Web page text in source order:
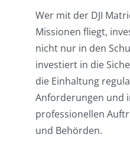
Wer mit der DJI
Missionen fliegt,
nicht nur in den
investiert in die
die Einhaltung
Anforderungen und
professionellen
und Behörden.